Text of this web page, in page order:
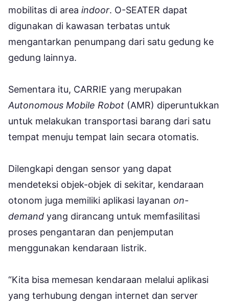
mobilitas di area indoor. O-SEATER dapat
digunakan di kawasan terbatas untuk
mengantarkan penumpang dari satu gedung ke
gedung lainnya.
Sementara itu, CARRIE yang merupakan
Autonomous Mobile Robot (AMR) diperuntukkan
untuk melakukan transportasi barang dari satu
tempat menuju tempat lain secara otomatis.
Dilengkapi dengan sensor yang dapat
mendeteksi objek-objek di sekitar, kendaraan
otonom juga memiliki aplikasi layanan on-
demand yang dirancang untuk memfasilitasi
proses pengantaran dan penjemputan
menggunakan kendaraan listrik.
“Kita bisa memesan kendaraan melalui aplikasi
yang terhubung dengan internet dan server